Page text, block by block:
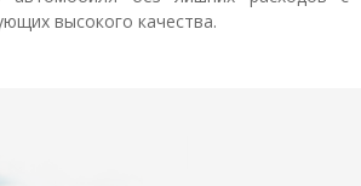
высокого качества.